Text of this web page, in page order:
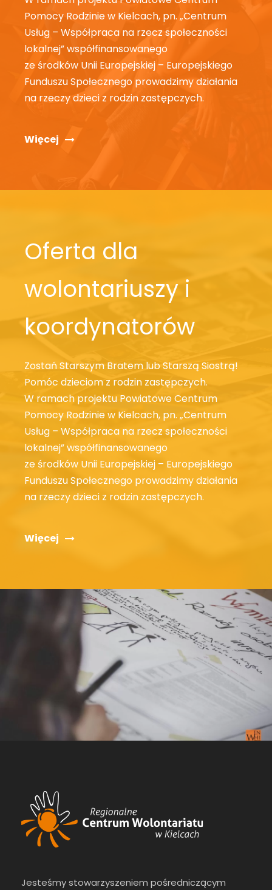
Pomocy Rodzinie w Kielcach, pn. „Centrum
Usług – Współpraca na rzecz społeczności
lokalnej” współfinansowanego
ze środków Unii Europejskiej – Europejskiego
Funduszu Społecznego prowadzimy działania
na rzeczy dzieci z rodzin zastępczych.
Więcej
Oferta dla
wolontariuszy i
koordynatorów
Zostań Starszym Bratem lub Starszą Siostrą!
Pomóc dzieciom z rodzin zastępczych.
W ramach projektu Powiatowe Centrum
Pomocy Rodzinie w Kielcach, pn. „Centrum
Usług – Współpraca na rzecz społeczności
lokalnej” współfinansowanego
ze środków Unii Europejskiej – Europejskiego
Funduszu Społecznego prowadzimy działania
na rzeczy dzieci z rodzin zastępczych.
Więcej
Jesteśmy stowarzyszeniem pośredniczącym